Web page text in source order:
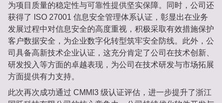
为项目质量的稳定性与可靠性提供坚实保障。同时，公司还
获得了 ISO 27001 信息安全管理体系认证，彰显出在业务
发展过程中对信息安全的高度重视，积极采取有效措施保护
客户数据安全，为企业数字化转型筑牢安全防线。此外，公
司具备高新技术企业认证，这充分肯定了公司在技术创新、
研发投入等方面的卓越表现，为公司在技术研发与市场拓展
方面提供有力支持。
此次再次成功通过 CMMI3 级认证评估，进一步提升了浙江